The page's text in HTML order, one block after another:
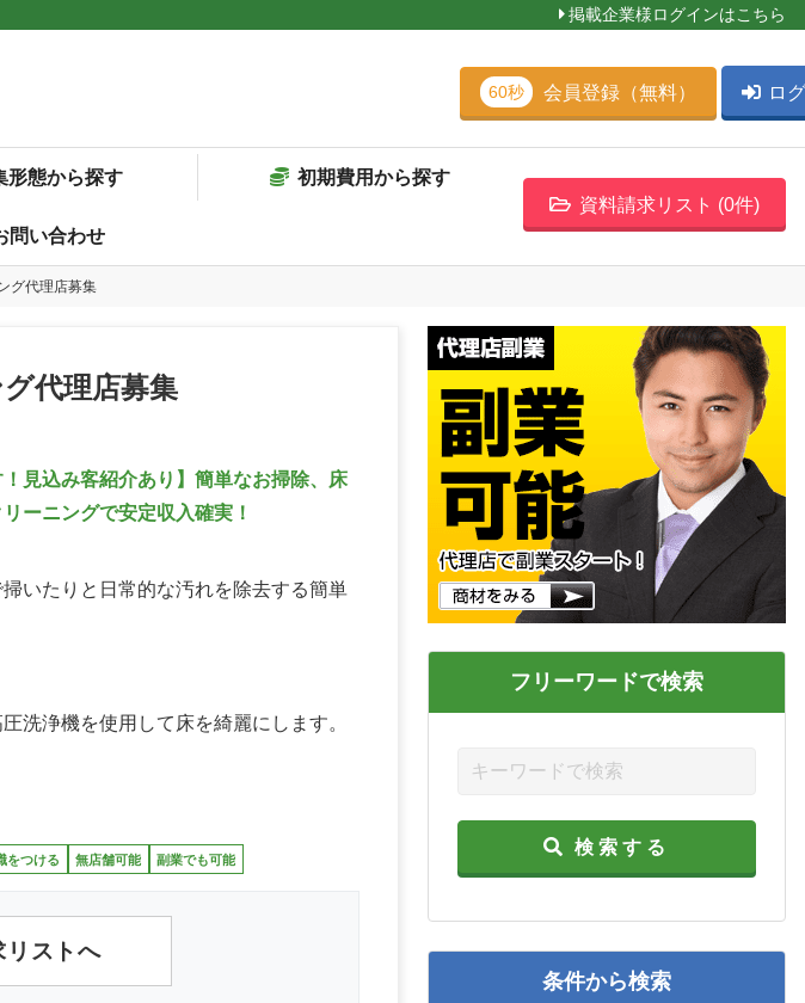
掲載企業様ログインはこちら
形態から探す 初期費用から探す
問い合わせ
資料請求リスト (0件)
60秒 会員登録（無料） ロ
グ代理店募集
代理店募集
！見込み客紹介あり】簡単なお掃除、床
ーニングで安定収入確実！
いたりと日常的な汚れを除去する簡単
洗浄機を使用して床を綺麗にします。
をつける 無店舗可能 副業でも可能
リストへ
フリーワードで検索
検索する
条件から検索